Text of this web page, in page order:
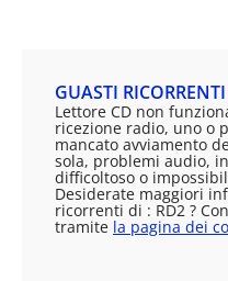
GUASTI
Lettore CD non
ricezione radio, uno o
mancato avviamento
sola, problemi audio,
difficoltoso o
Desiderate maggiori
ricorrenti di : RD2 ?
tramite la pagina dei